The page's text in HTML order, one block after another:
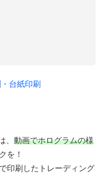
台紙印刷
、 動画でホログラムの様
を！
印刷したトレーディング